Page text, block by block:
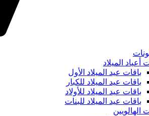
أعياد الميلاد
باقات عيد الميلاد الأول
باقات عيد الميلاد للكبار
باقات عيد الميلاد للأولاد
باقات عيد الميلاد للبنات
الهالويين